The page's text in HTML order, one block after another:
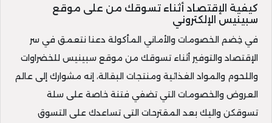
كيفية الإقتصاد أثناء تسوقك من على موقع
سبينيس الإلكتروني
في خِضم الخصومات والأماني المأكولة دعنا نتعمق في سر
الإقتصاد والتوفير أثناء تسوقك من موقع سبينيس للخضراوات
واللحوم والمواد الغذائية ومنتجات البقالة، إنه مشوارك إلى عالم
العروض والخصومات التي تضفي فتنة خاصة على سلة
تسوقكن واليك بعد المقترحات التى تساعدك على التسوق